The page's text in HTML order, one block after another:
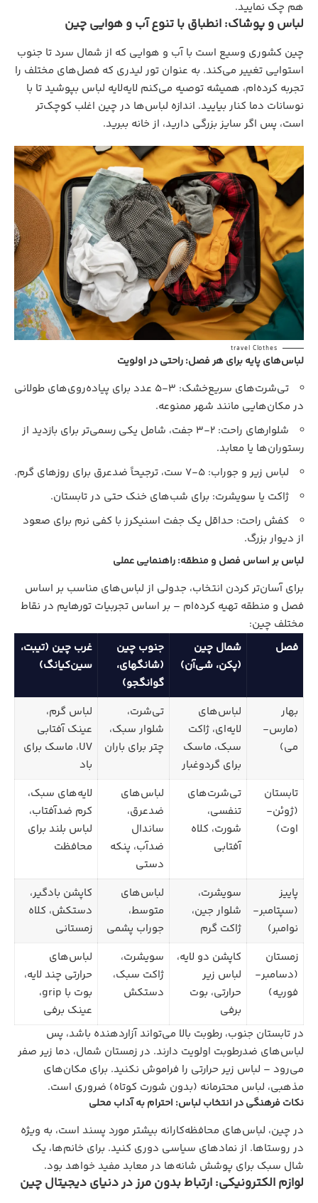
هم چک نمایید.
لباس و پوشاک: انطباق با تنوع آب و هوایی چین
چین کشوری وسیع است با آب و هوایی که از شمال سرد تا جنوب
استوایی تغییر می‌کند. به عنوان تور لیدری که فصل‌های مختلف را
تجربه کرده‌ام، همیشه توصیه می‌کنم لایه‌لایه لباس بپوشید تا با
نوسانات دما کنار بیایید. اندازه لباس‌ها در چین اغلب کوچک‌تر
است، پس اگر سایز بزرگی دارید، از خانه ببرید.
travel Clothes
لباس‌های پایه برای هر فصل: راحتی در اولویت
تی‌شرت‌های سریع‌خشک: ۳-۵ عدد برای پیاده‌روی‌های طولانی
در مکان‌هایی مانند شهر ممنوعه.
شلوارهای راحت: ۲-۳ جفت، شامل یکی رسمی‌تر برای بازدید از
رستوران‌ها یا معابد.
لباس زیر و جوراب: ۵-۷ ست، ترجیحاً ضدعرق برای روزهای گرم.
ژاکت یا سویشرت: برای شب‌های خنک حتی در تابستان.
کفش راحت: حداقل یک جفت اسنیکرز با کفی نرم برای صعود
از دیوار بزرگ.
لباس بر اساس فصل و منطقه: راهنمایی عملی
برای آسان‌تر کردن انتخاب، جدولی از لباس‌های مناسب بر اساس
فصل و منطقه تهیه کرده‌ام – بر اساس تجربیات تورهایم در نقاط
مختلف چین:
فصل
شمال چین
(پکن، شی‌آن)
جنوب چین
(شانگهای،
گوانگجو)
غرب چین (تیبت،
سین‌کیانگ)
بهار
(مارس-
می)
لباس‌های
لایه‌ای، ژاکت
سبک، ماسک
برای گردوغبار
تی‌شرت،
شلوار سبک،
چتر برای باران
لباس گرم،
عینک آفتابی
UV، ماسک برای
باد
تابستان
(ژوئن-
اوت)
تی‌شرت‌های
تنفسی،
شورت، کلاه
آفتابی
لباس‌های
ضدعرق،
ساندال
ضدآب، پنکه
دستی
لایه‌های سبک،
کرم ضدآفتاب،
لباس بلند برای
محافظت
پاییز
(سپتامبر-
نوامبر)
سویشرت،
شلوار جین،
ژاکت گرم
لباس‌های
متوسط،
جوراب پشمی
کاپشن بادگیر،
دستکش، کلاه
زمستانی
زمستان
(دسامبر-
فوریه)
کاپشن دو لایه،
لباس زیر
حرارتی، بوت
برفی
سویشرت،
ژاکت سبک،
دستکش
لباس‌های
حرارتی چند لایه،
بوت با grip،
عینک برفی
در تابستان جنوب، رطوبت بالا می‌تواند آزاردهنده باشد، پس
لباس‌های ضدرطوبت اولویت دارند. در زمستان شمال، دما زیر صفر
می‌رود – لباس زیر حرارتی را فراموش نکنید. برای مکان‌های
مذهبی، لباس محترمانه (بدون شورت کوتاه) ضروری است.
نکات فرهنگی در انتخاب لباس: احترام به آداب محلی
در چین، لباس‌های محافظه‌کارانه بیشتر مورد پسند است، به ویژه
در روستاها. از نمادهای سیاسی دوری کنید. برای خانم‌ها، یک
شال سبک برای پوشش شانه‌ها در معابد مفید خواهد بود.
لوازم الکترونیکی: ارتباط بدون مرز در دنیای دیجیتال چین